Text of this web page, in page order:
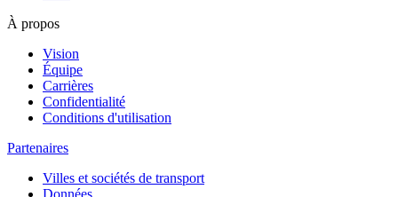
À propos
Vision
Équipe
Carrières
Confidentialité
Conditions d'utilisation
Partenaires
Villes et sociétés de transport
Données